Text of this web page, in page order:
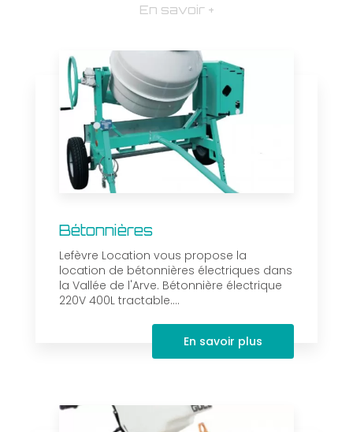
En savoir +
Bétonnières
Lefèvre Location vous propose la
location de bétonnières électriques dans
la Vallée de l'Arve. Bétonnière électrique
220V 400L tractable....
En savoir plus